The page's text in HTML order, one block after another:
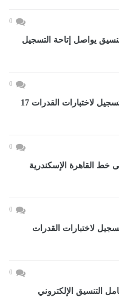
0
2026.. موقع التنسيق يواصل إتاحة التسجيل
0
تنسيق الجامعات 2026.. إتاحة التسجيل لاختبارات القدرات 17
0
خط القاهرة الإسكندرية
0
رابط التسجيل لاختبارات القدرات
0
التنسيق الإلكتروني